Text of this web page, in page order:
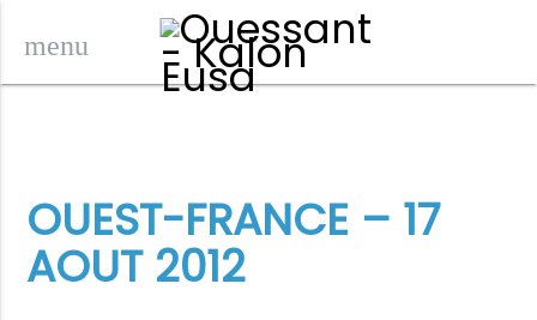
OUEST-FRANCE – 17
AOUT 2012
menu